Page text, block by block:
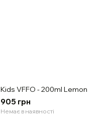
Kids VFFO - 200ml Lemon
905 грн
Немає в наявності